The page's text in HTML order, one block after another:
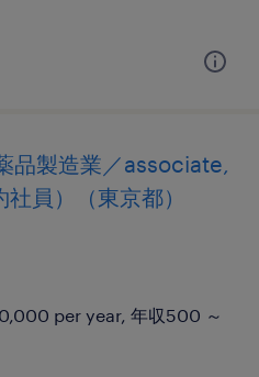
品製造業／associate,
員）（東京都）
per year, 年収500 ～